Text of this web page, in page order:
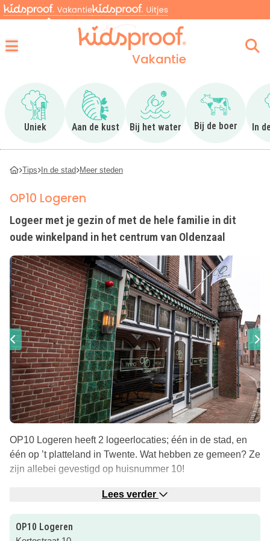
Vakantie
Uniek
Ga naar Uniek
Aan de kust
Ga naar Aan de kust
Bij het water
Ga naar Bij het water
Bij de boer
Ga naar Bij
In
Tips In de stad Meer steden
OP10 Logeren
Logeer met je gezin of met de hele familie in dit
oude winkelpand in het centrum van Oldenzaal
OP10 Logeren heeft 2 logeerlocaties; één in de stad, en
één op ’t platteland in Twente. Wat hebben ze gemeen? Ze
zijn allebei gevestigd op huisnummer 10!
Vakantielodges Delden – Landgoed het Twickel |
De boerenschuur op het terrein van Dubbelink Havezate is
opgedeeld in vier 4-persoonslodges en één 10-
Lees verder
OP10 Logeren